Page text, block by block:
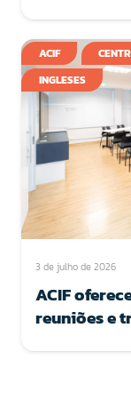
ACIF
INGLESES
3 de julho de 2026
ACIF
reuniões e